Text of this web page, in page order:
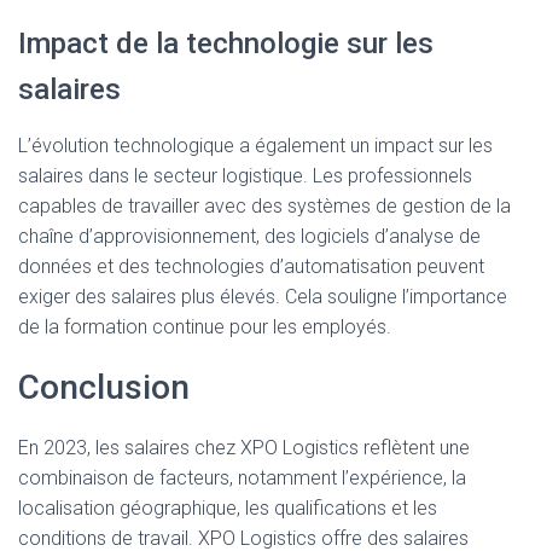
Impact de la technologie sur les
salaires
L’évolution technologique a également un impact sur les
salaires dans le secteur logistique. Les professionnels
capables de travailler avec des systèmes de gestion de la
chaîne d’approvisionnement, des logiciels d’analyse de
données et des technologies d’automatisation peuvent
exiger des salaires plus élevés. Cela souligne l’importance
de la formation continue pour les employés.
Conclusion
En 2023, les salaires chez XPO Logistics reflètent une
combinaison de facteurs, notamment l’expérience, la
localisation géographique, les qualifications et les
conditions de travail. XPO Logistics offre des salaires